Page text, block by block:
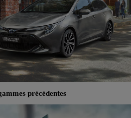
précédentes